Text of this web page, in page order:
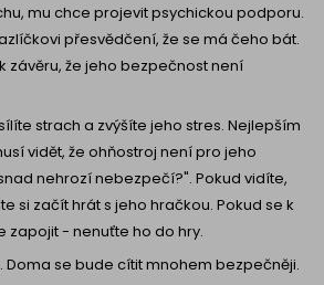
mu chce projevit psychickou podporu.
přesvědčení, že se má čeho bát.
závěru, že jeho bezpečnost není
strach a zvýšíte jeho stres. Nejlepším
vidět, že ohňostroj není pro jeho
nehrozí nebezpečí?". Pokud vidíte,
si začít hrát s jeho hračkou. Pokud se k
zapojit - nenuťte ho do hry.
. Doma se bude cítit mnohem bezpečněji.